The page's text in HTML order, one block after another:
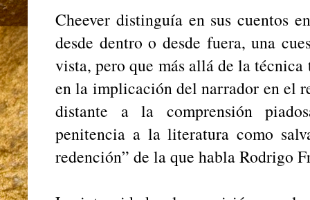
Cheever distinguía en sus cuentos
desde dentro o desde fuera, una
vista, pero que más allá de la
en la implicación del narrador en el
distante a la comprensión
penitencia a la literatura como
redención” de la que habla Rodrigo